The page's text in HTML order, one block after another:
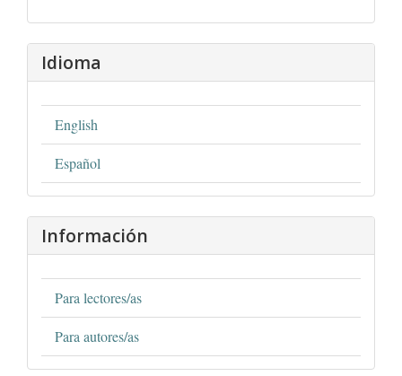
Idioma
English
Español
Información
Para lectores/as
Para autores/as